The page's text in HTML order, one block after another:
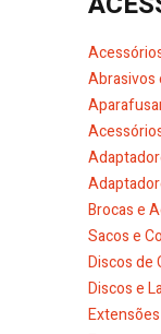
Abrasivos
Brocas e
Sacos e
Discos de
Discos e